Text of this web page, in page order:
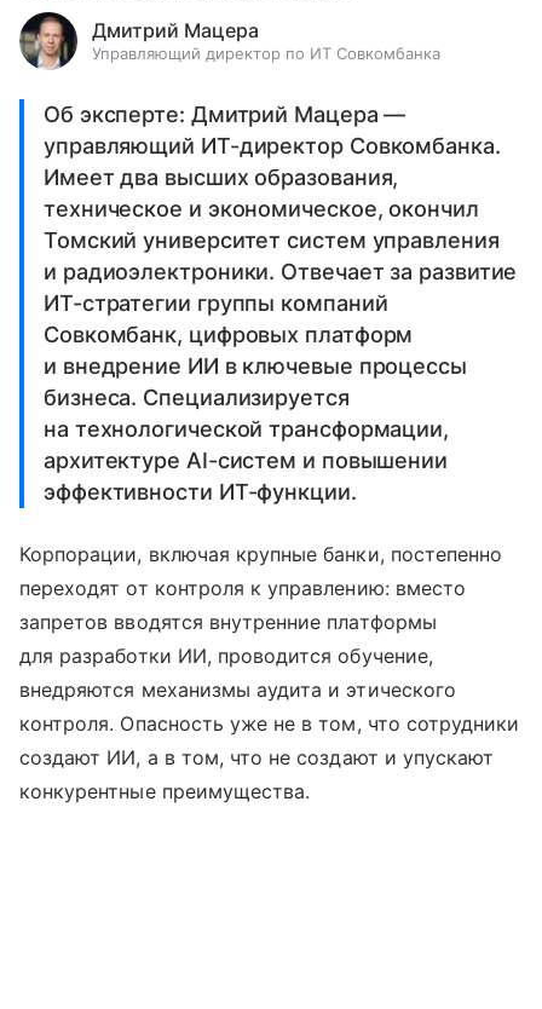
Дмитрий Мацера
Управляющий директор по ИТ Совкомбанка
Об эксперте: Дмитрий Мацера —
управляющий ИТ-директор Совкомбанка.
Имеет два высших образования,
техническое и экономическое, окончил
Томский университет систем управления
и радиоэлектроники. Отвечает за развитие
ИТ-стратегии группы компаний
Совкомбанк, цифровых платформ
и внедрение ИИ в ключевые процессы
бизнеса. Специализируется
на технологической трансформации,
архитектуре AI-систем и повышении
эффективности ИТ-функции.
Корпорации, включая крупные банки, постепенно
переходят от контроля к управлению: вместо
запретов вводятся внутренние платформы
для разработки ИИ, проводится обучение,
внедряются механизмы аудита и этического
контроля. Опасность уже не в том, что сотрудники
создают ИИ, а в том, что не создают и упускают
конкурентные преимущества.